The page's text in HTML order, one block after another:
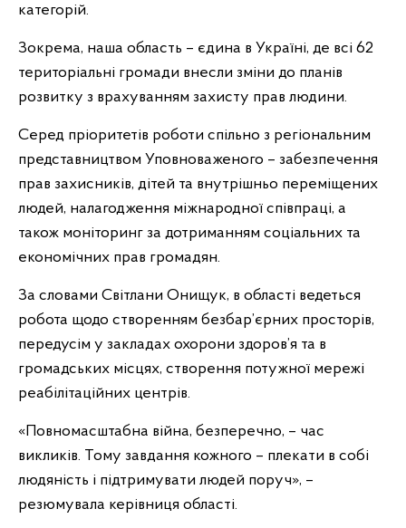
категорій.
Зокрема, наша область – єдина в Україні, де всі 62
територіальні громади внесли зміни до планів
розвитку з врахуванням захисту прав людини.
Серед пріоритетів роботи спільно з регіональним
представництвом Уповноваженого – забезпечення
прав захисників, дітей та внутрішньо переміщених
людей, налагодження міжнародної співпраці, а
також моніторинг за дотриманням соціальних та
економічних прав громадян.
За словами Світлани Онищук, в області ведеться
робота щодо створенням безбар’єрних просторів,
передусім у закладах охорони здоров’я та в
громадських місцях, створення потужної мережі
реабілітаційних центрів.
«Повномасштабна війна, безперечно, – час
викликів. Тому завдання кожного – плекати в собі
людяність і підтримувати людей поруч», –
резюмувала керівниця області.